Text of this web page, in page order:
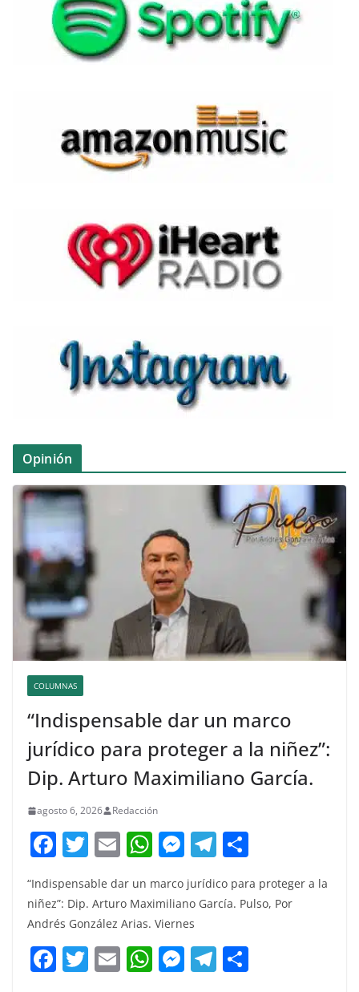
Opinión
COLUMNAS
“Indispensable dar un marco
jurídico para proteger a la niñez”:
Dip. Arturo Maximiliano García.
agosto 6, 2026 Redacción
F
c
e
b
o
T
w
itt
er
E
ai
l
W
at
s
A
p
M
e
ss
e
n
g
T
e
a
m
m
“Indispensable dar un marco jurídico para proteger a la
niñez”: Dip. Arturo Maximiliano García. Pulso, Por
Andrés González Arias. Viernes
F T E W M T